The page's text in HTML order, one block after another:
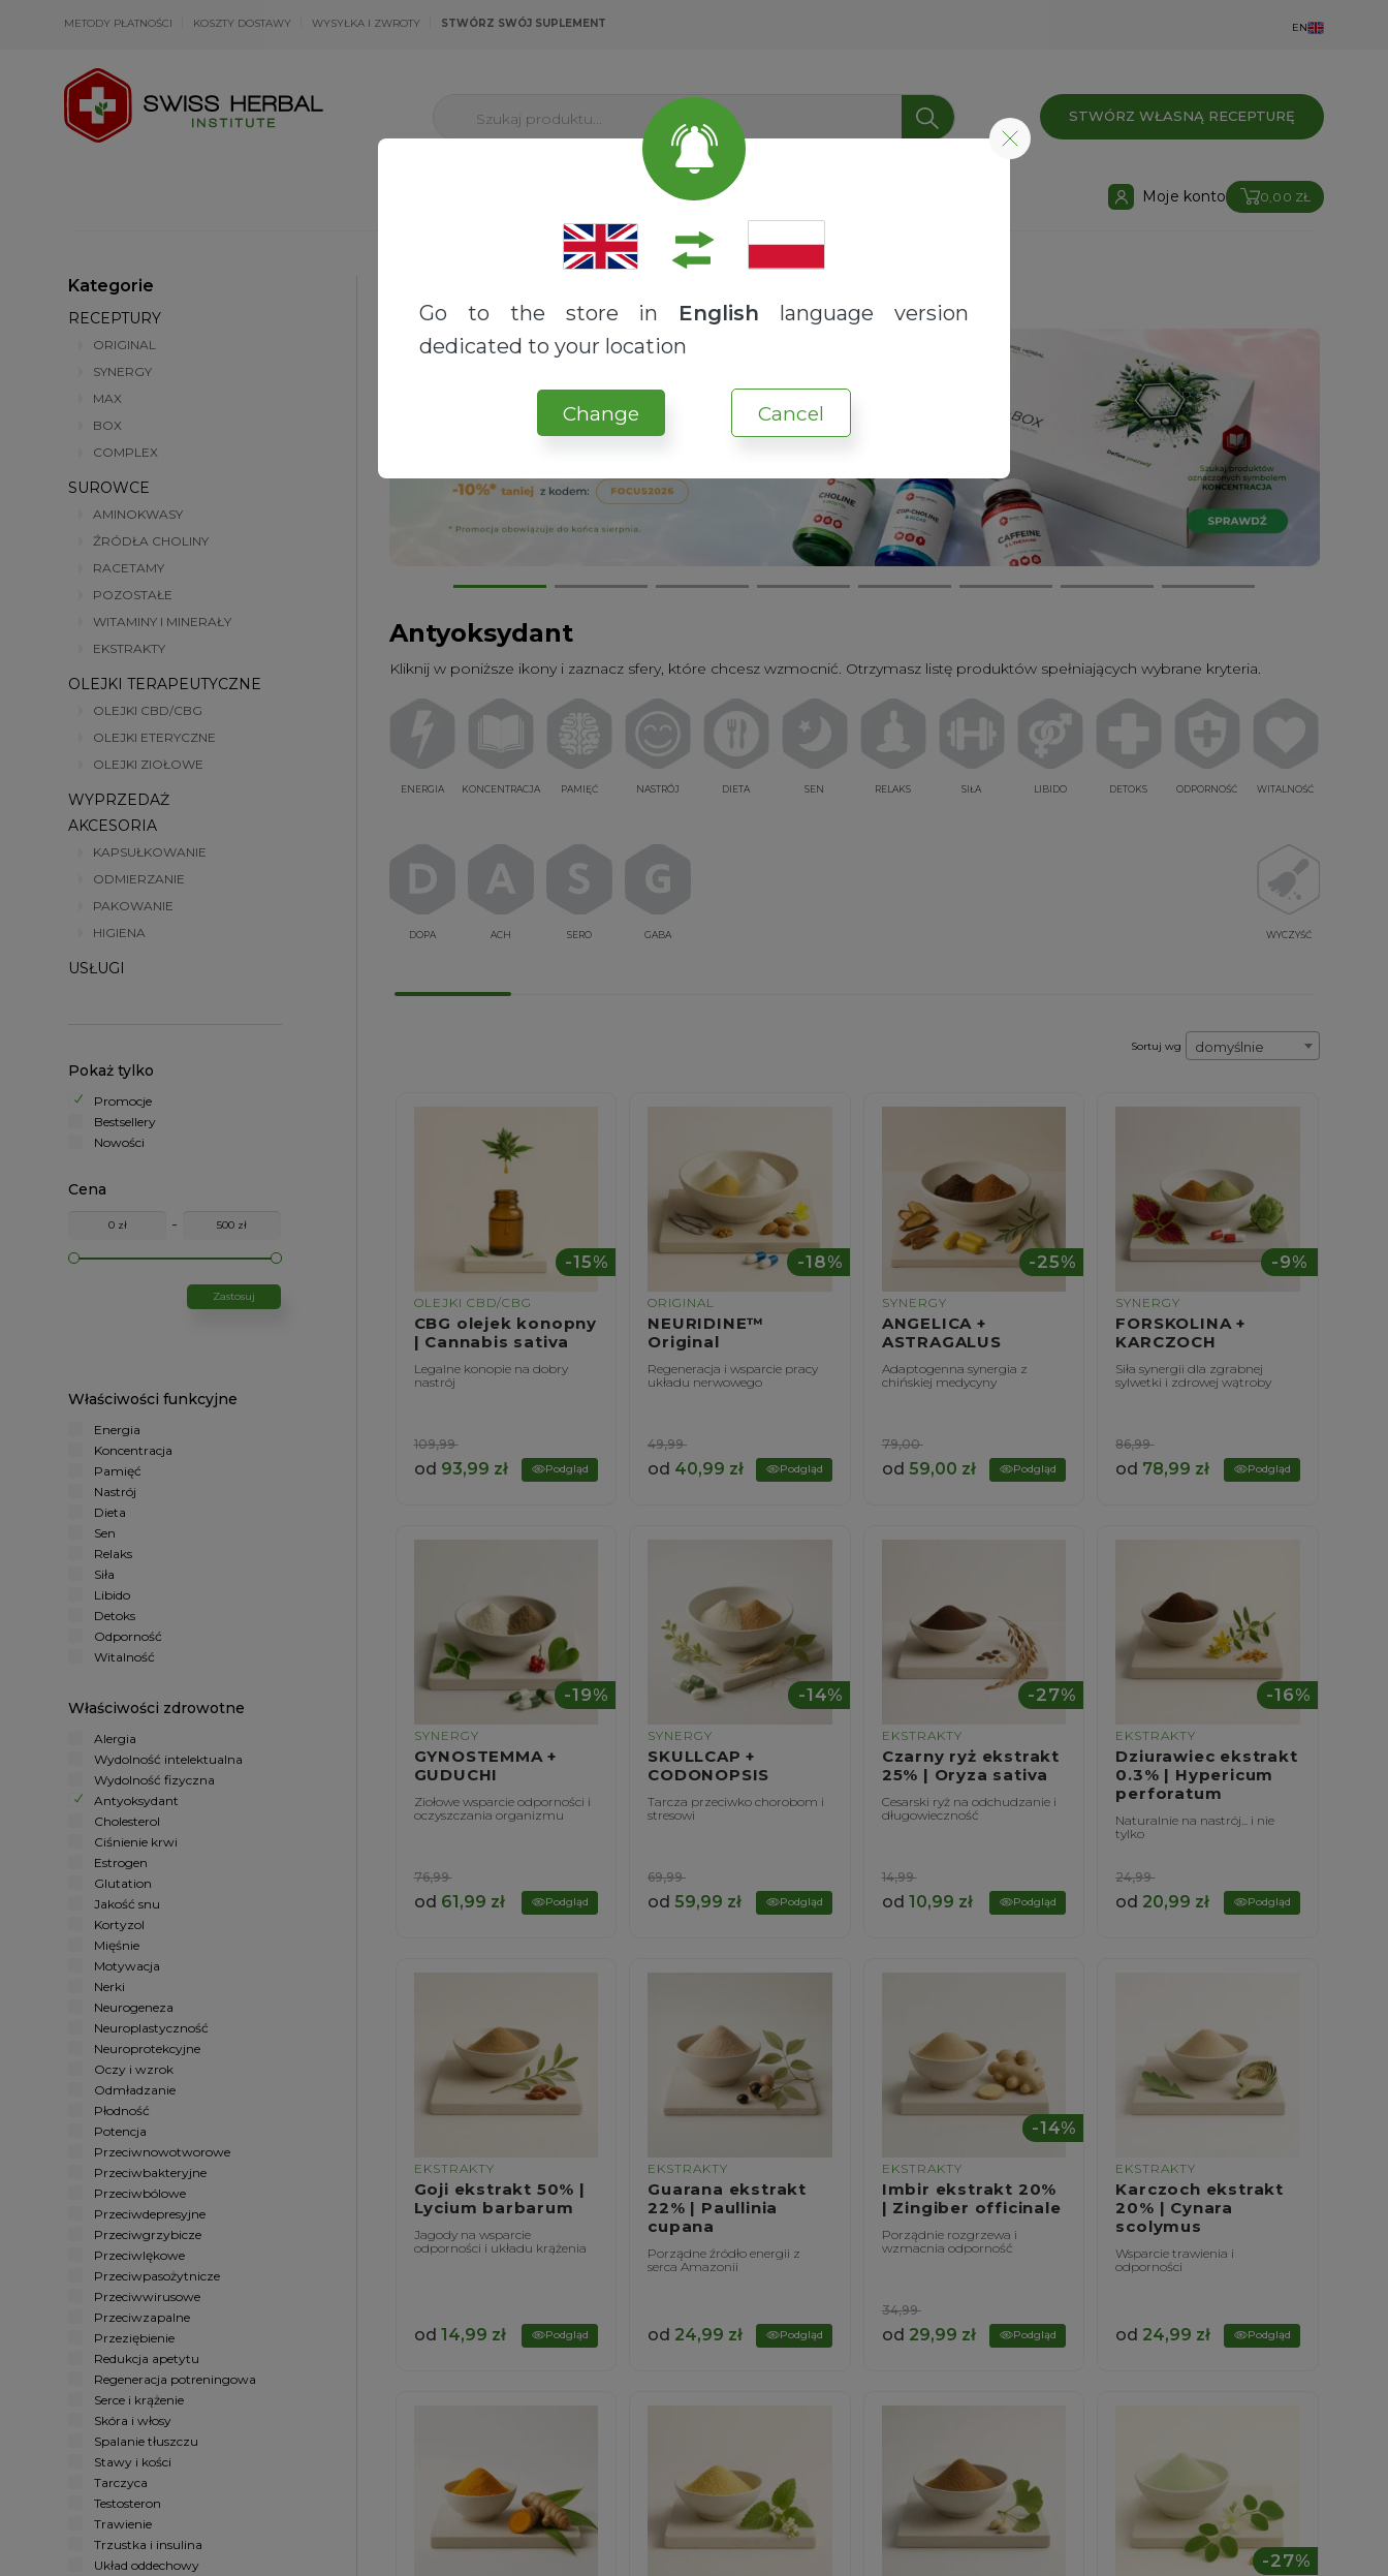
Go to the store in English language version
dedicated to your location
Change Cancel
METODY PŁATNOŚCI KOSZTY DOSTAWY WYSYŁKA I ZWROTY STWÓRZ SWÓJ SUPLEMENT EN
Szukaj produktu... STWÓRZ WŁASNĄ RECEPTURĘ
USŁUGI Moje konto 0,00 ZŁ
Kategorie
SUROWCE
AMINOKWASY
ŹRÓDŁA CHOLINY
RACETAMY
POZOSTAŁE
WITAMINY I MINERAŁY
EKSTRAKTY
RECEPTURY
ORIGINAL
SYNERGY
MAX
BOX
COMPLEX
AKCESORIA
KAPSUŁKOWANIE
ODMIERZANIE
PAKOWANIE
HIGIENA
OLEJKI TERAPEUTYCZNE
OLEJKI CBD/CBG
OLEJKI ETERYCZNE
OLEJKI ZIOŁOWE
USŁUGI
WYPRZEDAŻ
Pokaż tylko
Promocje
Bestsellery
Nowości
Cena
-
Zastosuj
Właściwości funkcyjne
Energia
Koncentracja
Pamięć
Nastrój
Dieta
Sen
Relaks
Siła
Libido
Detoks
Odporność
Witalność
Właściwości zdrowotne
Alergia
Wydolność intelektualna
Wydolność fizyczna
Antyoksydant
Cholesterol
Ciśnienie krwi
Estrogen
Glutation
Jakość snu
Kortyzol
Mięśnie
Motywacja
Nerki
Neurogeneza
Neuroplastyczność
Neuroprotekcyjne
Oczy i wzrok
Odmładzanie
Płodność
Potencja
Przeciwnowotworowe
Przeciwbakteryjne
Przeciwbólowe
Przeciwdepresyjne
Przeciwgrzybicze
Przeciwlękowe
Przeciwpasożytnicze
Przeciwwirusowe
Przeciwzapalne
Przeziębienie
Redukcja apetytu
Regeneracja potreningowa
Serce i krążenie
Skóra i włosy
Spalanie tłuszczu
Stawy i kości
Tarczyca
Testosteron
Trawienie
Trzustka i insulina
Układ oddechowy
Antyoksydant
Kliknij w poniższe ikony i zaznacz sfery, które chcesz wzmocnić. Otrzymasz listę produktów spełniających wybrane kryteria.
ENERGIA KONCENTRACJA PAMIĘĆ NASTRÓJ DIETA SEN RELAKS SIŁA LIBIDO DETOKS ODPORNOŚĆ WITALNOŚĆ
DOPA ACH SERO GABA WYCZYŚĆ
Sortuj wg domyślnie
OLEJKI CBD/CBG
CBG olejek konopny
| Cannabis sativa
Legalne konopie na dobry
nastrój
-15%
od 93,99 zł
109,99
Podgląd
ORIGINAL
NEURIDINE™
Original
Regeneracja i wsparcie pracy
układu nerwowego
-18%
od 40,99 zł
49,99
Podgląd
SYNERGY
ANGELICA +
ASTRAGALUS
Adaptogenna synergia z
chińskiej medycyny
-25%
od 59,00 zł
79,00
Podgląd
SYNERGY
FORSKOLINA +
KARCZOCH
Siła synergii dla zgrabnej
sylwetki i zdrowej wątroby
-9%
od 78,99 zł
86,99
Podgląd
SYNERGY
GYNOSTEMMA +
GUDUCHI
Ziołowe wsparcie odporności i
oczyszczania organizmu
-19%
od 61,99 zł
76,99
Podgląd
SYNERGY
SKULLCAP +
CODONOPSIS
Tarcza przeciwko chorobom i
stresowi
-14%
od59,99 zł
69,99
Podgląd
EKSTRAKTY
Czarny ryż ekstrakt
25% | Oryza sativa
Cesarski ryż na odchudzanie i
długowieczność
-27%
od 10,99 zł
14,99
Podgląd
EKSTRAKTY
Dziurawiec ekstrakt
0.3% | Hypericum
perforatum
Naturalnie na nastrój... i nie
tylko
-16%
od 20,99 zł
24,99
Podgląd
EKSTRAKTY
Goji ekstrakt 50% |
Lycium barbarum
Jagody na wsparcie
odporności i układu krążenia
od 14,99 zł Podgląd
EKSTRAKTY
Guarana ekstrakt
22% | Paullinia
cupana
Porządne źródło energii z
serca Amazonii
od 24,99 zł Podgląd
EKSTRAKTY
Imbir ekstrakt 20%
| Zingiber officinale
Porządnie rozgrzewa i
wzmacnia odporność
-14%
od 29,99 zł
34,99
Podgląd
EKSTRAKTY
Karczoch ekstrakt
20% | Cynara
scolymus
Wsparcie trawienia i
odporności
od 24,99 zł Podgląd
-27%